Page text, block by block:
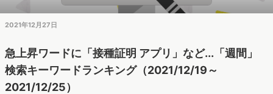
2021年12月27日
急上昇ワードに「接種証明 アプリ」など...「週間」
検索キーワードランキング（2021/12/19～
2021/12/25）